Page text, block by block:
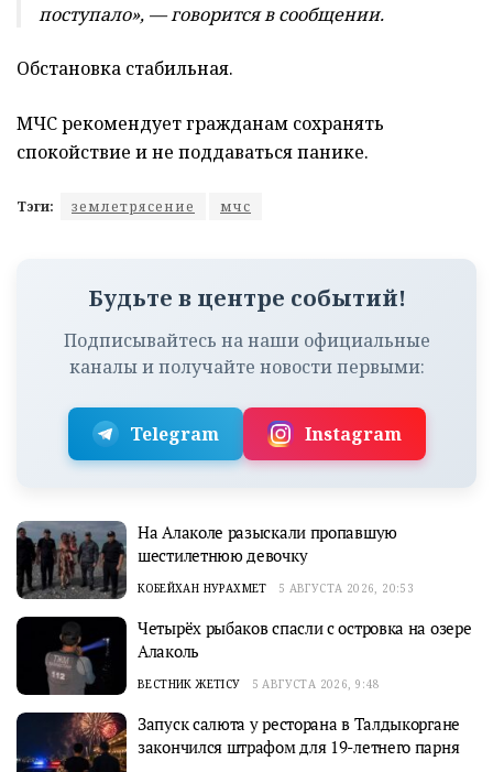
поступало», — говорится в сообщении.
Обстановка стабильная.
МЧС рекомендует гражданам сохранять
спокойствие и не поддаваться панике.
Тэги: землетрясение мчс
Будьте в центре событий!
Подписывайтесь на наши официальные
каналы и получайте новости первыми:
Telegram Instagram
На Алаколе разыскали пропавшую
шестилетнюю девочку
КОБЕЙХАН НУРАХМЕТ 5 АВГУСТА 2026, 20:53
Четырёх рыбаков спасли с островка на озере
Алаколь
ВЕСТНИК ЖЕТІСУ 5 АВГУСТА 2026, 9:48
Запуск салюта у ресторана в Талдыкоргане
закончился штрафом для 19-летнего парня